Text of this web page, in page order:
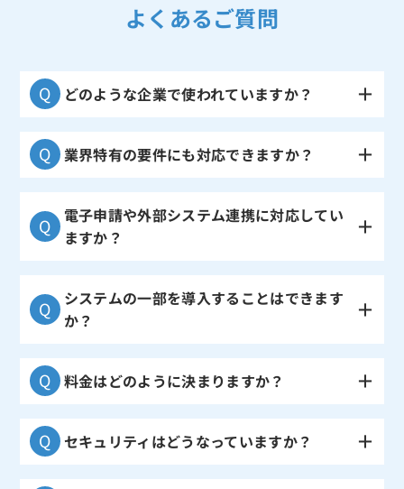
よくあるご質問
どのような企業で使われていますか？
業界特有の要件にも対応できますか？
電子申請や外部システム連携に対応してい
ますか？
システムの一部を導入することはできます
か？
料金はどのように決まりますか？
セキュリティはどうなっていますか？